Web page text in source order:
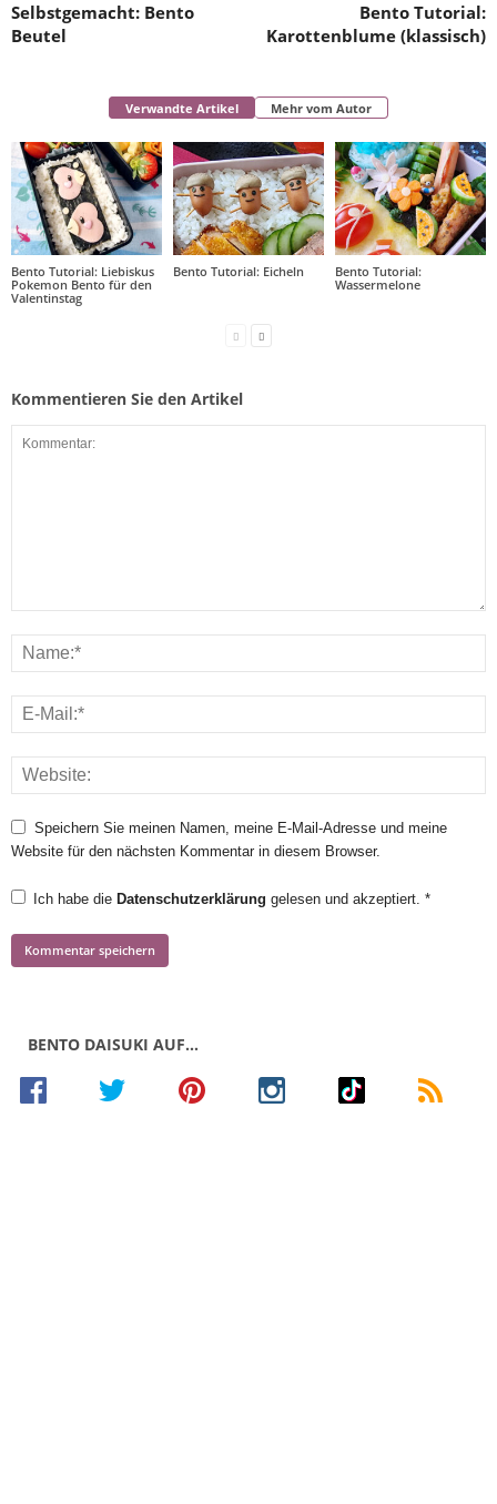
Selbstgemacht: Bento
Beutel
Bento Tutorial:
Karottenblume (klassisch)
Verwandte Artikel Mehr vom Autor
Bento Tutorial: Liebiskus
Pokemon Bento für den
Valentinstag
Bento Tutorial: Eicheln
Bento Tutorial:
Wassermelone
Kommentieren Sie den Artikel
Speichern Sie meinen Namen, meine E-Mail-Adresse und meine
Website für den nächsten Kommentar in diesem Browser.
Ich habe die Datenschutzerklärung gelesen und akzeptiert. *
BENTO DAISUKI AUF…